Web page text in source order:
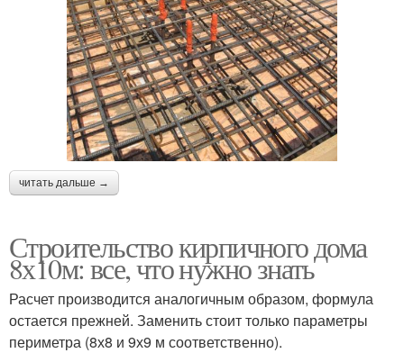
читать дальше →
Строительство кирпичного дома
8х10м: все, что нужно знать
Расчет производится аналогичным образом, формула
остается прежней. Заменить стоит только параметры
периметра (8х8 и 9х9 м соответственно).